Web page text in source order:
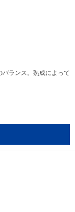
ランス。熟成によって